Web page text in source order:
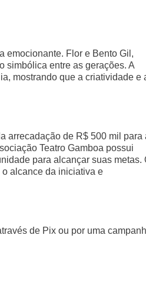
emocionante. Flor e Bento Gil,
simbólica entre as gerações. A
mostrando que a criatividade e
arrecadação de R$ 500 mil para
Teatro Gamboa possui
para alcançar suas metas.
alcance da iniciativa e
de Pix ou por uma